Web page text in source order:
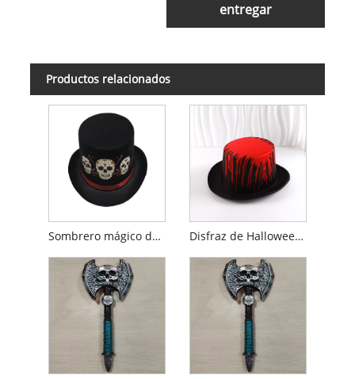
entregar
Productos relacionados
Sombrero mágico de Halloween Disfraz de Halloween con sombrero de copa de sangre